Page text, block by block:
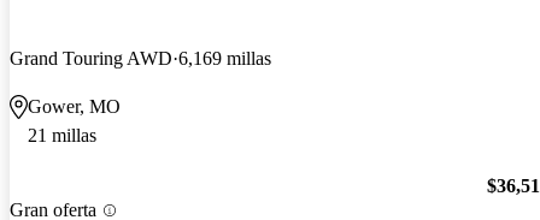
Grand Touring AWD 6,169 millas
Gower, MO
21 millas
Gran oferta